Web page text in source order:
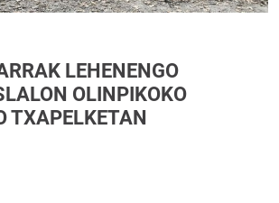
LEHENENGO
OLINPIKOKO
TXAPELKETAN